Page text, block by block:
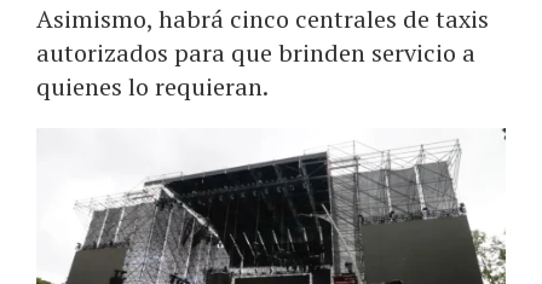
Asimismo, habrá cinco centrales de taxis
autorizados para que brinden servicio a
quienes lo requieran.